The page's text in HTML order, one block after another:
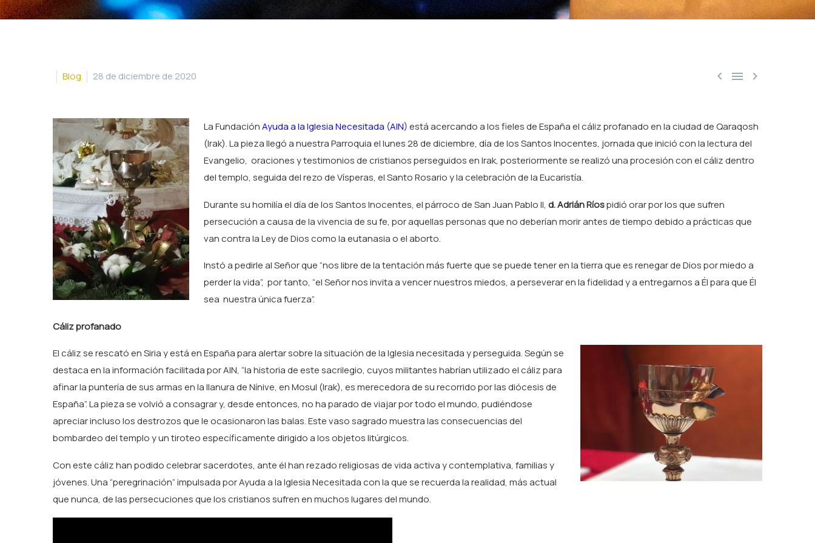
  
Blog 28 de diciembre de 2020
La FundaciónAyuda a la Iglesia Necesitada (AIN)está acercando a los fieles de España el cáliz profanado en la ciudad de Qaraqosh
(Irak). La pieza llegó a nuestra Parroquia el lunes 28 de diciembre, día de los Santos Inocentes, jornada que inició con la lectura del
Evangelio, oraciones y testimonios de cristianos perseguidos en Irak, posteriormente se realizó una procesión con el cáliz dentro
del templo, seguida del rezo de Vísperas, el Santo Rosario y la celebración de la Eucaristía.
Durante su homilía el día de los Santos Inocentes, el párroco de San Juan Pablo II, d. Adrián Ríospidió orar por los que sufren
persecución a causa de la vivencia de su fe, por aquellas personas que no deberían morir antes de tiempo debido a prácticas que
van contra la Ley de Dios como la eutanasia o el aborto.
Instó a pedirle al Señor que “nos libre de la tentación más fuerte que se puede tener en la tierra que es renegar de Dios por miedo a
perder la vida”, por tanto, “el Señor nos invita a vencer nuestros miedos, a perseverar en la fidelidad y a entregarnos a Él para que Él
sea nuestra única fuerza”.
Cáliz profanado
El cáliz se rescató en Siria y está en España para alertar sobre la situación de la Iglesia necesitada y perseguida. Según se
destaca en la información facilitada por AIN, “la historia de este sacrilegio, cuyos militantes habrían utilizado el cáliz para
afinar la puntería de sus armas en la llanura de Nínive, en Mosul (Irak), es merecedora de su recorrido por las diócesis de
España”. La pieza se volvió a consagrar y, desde entonces, no ha parado de viajar por todo el mundo, pudiéndose
apreciar incluso los destrozos que le ocasionaron las balas. Este vaso sagrado muestra las consecuencias del
bombardeo del templo y un tiroteo específicamente dirigido a los objetos litúrgicos.
Con este cáliz han podido celebrar sacerdotes, ante él han rezado religiosas de vida activa y contemplativa, familias y
jóvenes. Una “peregrinación” impulsada por Ayuda a la Iglesia Necesitada con la que se recuerda la realidad, más actual
que nunca, de las persecuciones que los cristianos sufren en muchos lugares del mundo.